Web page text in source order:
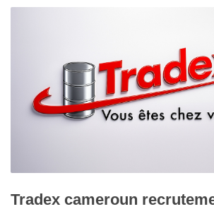
Tradex cameroun